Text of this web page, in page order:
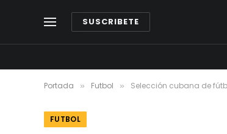
SUSCRIBETE
Portada » Futbol » Selección cubana de
FUTBOL